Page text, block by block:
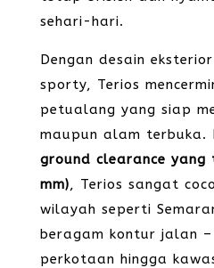
sehari-hari.
Dengan desain
sporty, Terios
petualang yang siap
maupun alam terbuka.
ground clearance yang
mm), Terios sangat
wilayah seperti
beragam kontur jalan
perkotaan hingga